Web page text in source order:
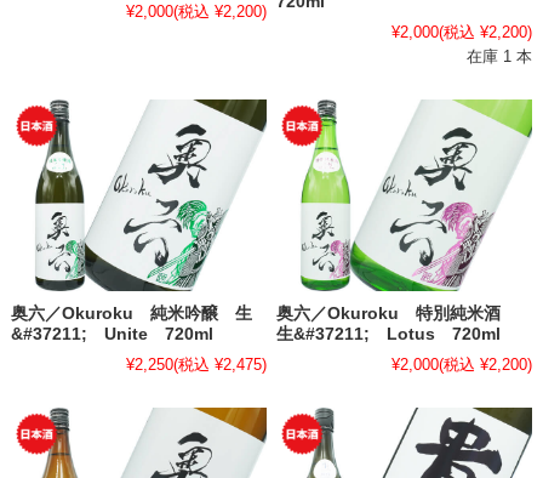
¥2,000(税込 ¥2,200)
¥2,000(税込 ¥2,200)
在庫 1 本
奥六／Okuroku 純米吟醸 生
&#37211; Unite 720ml
¥2,250(税込 ¥2,475)
奥六／Okuroku 特別純米酒
生&#37211; Lotus 720ml
¥2,000(税込 ¥2,200)